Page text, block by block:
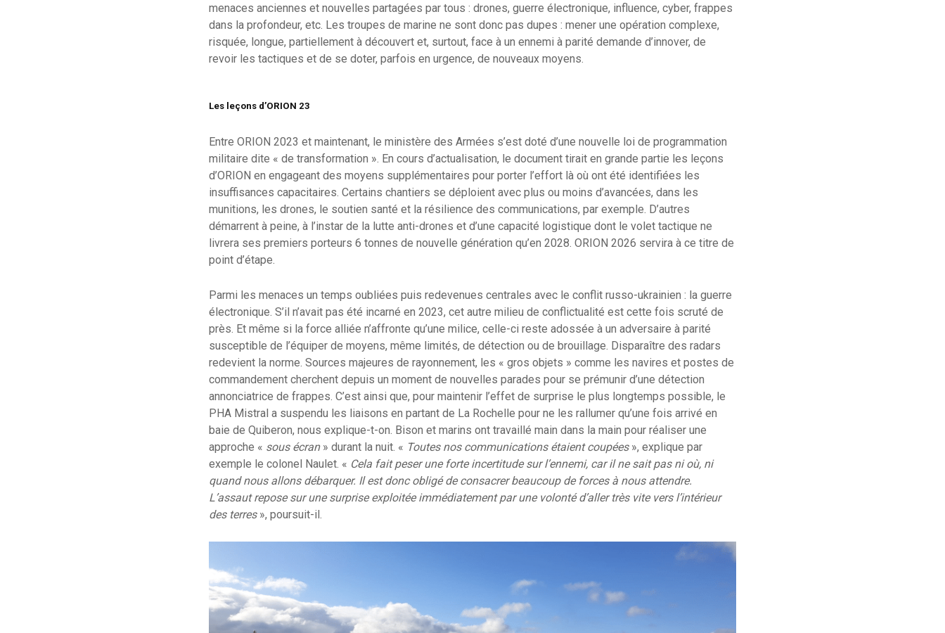
menaces anciennes et nouvelles partagées par tous : drones, guerre électronique, influence, cyber, frappes
dans la profondeur, etc. Les troupes de marine ne sont donc pas dupes : mener une opération complexe,
risquée, longue, partiellement à découvert et, surtout, face à un ennemi à parité demande d’innover, de
revoir les tactiques et de se doter, parfois en urgence, de nouveaux moyens.
Les leçons d’ORION 23
Entre ORION 2023 et maintenant, le ministère des Armées s’est doté d’une nouvelle loi de programmation
militaire dite « de transformation ». En cours d’actualisation, le document tirait en grande partie les leçons
d’ORION en engageant des moyens supplémentaires pour porter l’effort là où ont été identifiées les
insuffisances capacitaires. Certains chantiers se déploient avec plus ou moins d’avancées, dans les
munitions, les drones, le soutien santé et la résilience des communications, par exemple. D’autres
démarrent à peine, à l’instar de la lutte anti-drones et d’une capacité logistique dont le volet tactique ne
livrera ses premiers porteurs 6 tonnes de nouvelle génération qu’en 2028. ORION 2026 servira à ce titre de
point d’étape.
Parmi les menaces un temps oubliées puis redevenues centrales avec le conflit russo-ukrainien : la guerre
électronique. S’il n’avait pas été incarné en 2023, cet autre milieu de conflictualité est cette fois scruté de
près. Et même si la force alliée n’affronte qu’une milice, celle-ci reste adossée à un adversaire à parité
susceptible de l’équiper de moyens, même limités, de détection ou de brouillage. Disparaître des radars
redevient la norme. Sources majeures de rayonnement, les « gros objets » comme les navires et postes de
commandement cherchent depuis un moment de nouvelles parades pour se prémunir d’une détection
annonciatrice de frappes. C’est ainsi que, pour maintenir l’effet de surprise le plus longtemps possible, le
PHA Mistral a suspendu les liaisons en partant de La Rochelle pour ne les rallumer qu’une fois arrivé en
baie de Quiberon, nous explique-t-on. Bison et marins ont travaillé main dans la main pour réaliser une
approche « sous écran» durant la nuit. « Toutes nos communications étaient coupées», explique par
exemple le colonel Naulet. « Cela fait peser une forte incertitude sur l’ennemi, car il ne sait pas ni où, ni
quand nous allons débarquer. Il est donc obligé de consacrer beaucoup de forces à nous attendre.
L’assaut repose sur une surprise exploitée immédiatement par une volonté d’aller très vite vers l’intérieur
des terres», poursuit-il.